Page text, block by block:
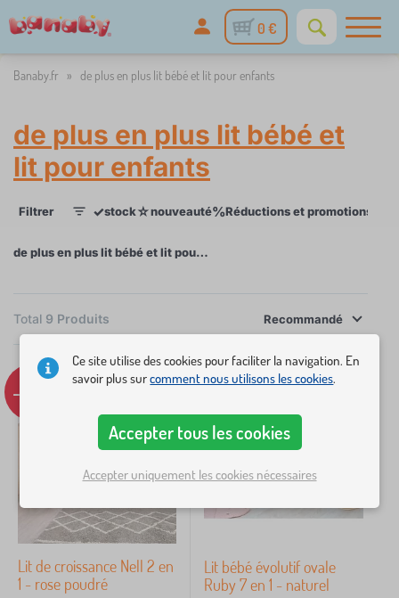
0 €
Banaby.fr » de plus en plus lit bébé et lit pour enfants
de plus en plus lit bébé et
lit pour enfants
Filtrer ✓stock☆nouveauté%Réductions et promotions
×
Catégories
n
t
e
s
p
u
r
18 €555 €
de plus en plus lit bébé et lit pour enfants
Total 9 Produits
Recommandé
-12%
Lit de croissance Nell 2 en
1 - rose poudré
Tip
Lit bébé évolutif ovale
Ruby 7 en 1 - naturel
Ce site utilise des cookies pour faciliter la navigation. En
savoir plus surcomment nous utilisons les cookies.
Accepter tous les cookies
Accepter uniquement les cookies nécessaires